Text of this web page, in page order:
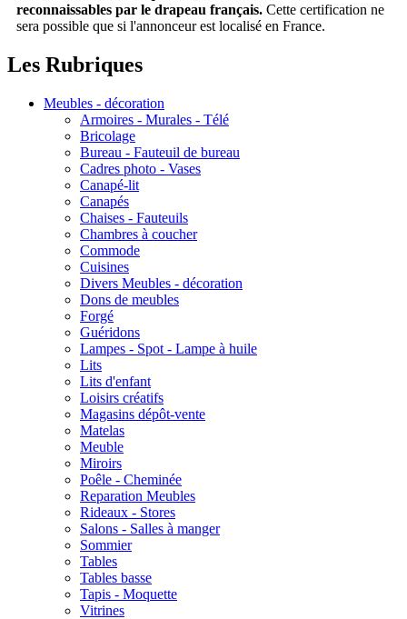
reconnaissables par le drapeau français. Cette certification ne
sera possible que si l'annonceur est localisé en France.
Les Rubriques
Meubles - décoration
Armoires - Murales - Télé
Bricolage
Bureau - Fauteuil de bureau
Cadres photo - Vases
Canapé-lit
Canapés
Chaises - Fauteuils
Chambres à coucher
Commode
Cuisines
Divers Meubles - décoration
Dons de meubles
Forgé
Guéridons
Lampes - Spot - Lampe à huile
Lits
Lits d'enfant
Loisirs créatifs
Magasins dépôt-vente
Matelas
Meuble
Miroirs
Poêle - Cheminée
Reparation Meubles
Rideaux - Stores
Salons - Salles à manger
Sommier
Tables
Tables basse
Tapis - Moquette
Vitrines